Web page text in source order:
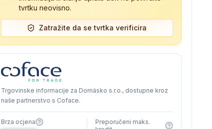
tvrtku neovisno.
Zatražite da se tvrtka verificira
Trgovinske informacije za Domäsko s.r.o., dostupne kroz
naše partnerstvo s Coface.
Brza ocjena
Preporučeni maks.